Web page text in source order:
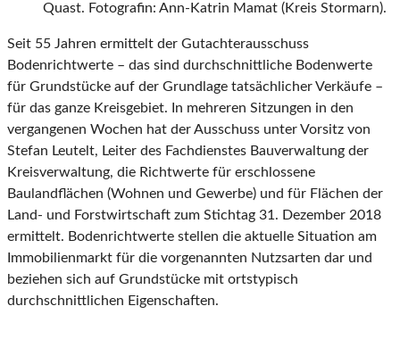
Quast. Fotografin: Ann-Katrin Mamat (Kreis Stormarn).
Seit 55 Jahren ermittelt der Gutachterausschuss
Bodenrichtwerte – das sind durchschnittliche Bodenwerte
für Grundstücke auf der Grundlage tatsächlicher Verkäufe –
für das ganze Kreisgebiet. In mehreren Sitzungen in den
vergangenen Wochen hat der Ausschuss unter Vorsitz von
Stefan Leutelt, Leiter des Fachdienstes Bauverwaltung der
Kreisverwaltung, die Richtwerte für erschlossene
Baulandflächen (Wohnen und Gewerbe) und für Flächen der
Land- und Forstwirtschaft zum Stichtag 31. Dezember 2018
ermittelt. Bodenrichtwerte stellen die aktuelle Situation am
Immobilienmarkt für die vorgenannten Nutzsarten dar und
beziehen sich auf Grundstücke mit ortstypisch
durchschnittlichen Eigenschaften.